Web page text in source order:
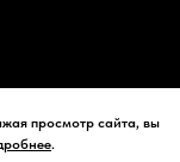
просмотр сайта, вы
.